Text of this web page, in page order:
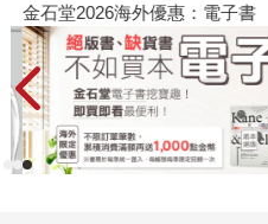
金石堂2026海外優惠：電子書